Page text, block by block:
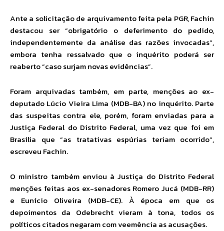
Ante a solicitação de arquivamento feita pela PGR, Fachin
destacou ser “obrigatório o deferimento do pedido,
independentemente da análise das razões invocadas”,
embora tenha ressalvado que o inquérito poderá ser
reaberto “caso surjam novas evidências”.
Foram arquivadas também, em parte, menções ao ex-
deputado Lúcio Vieira Lima (MDB-BA) no inquérito. Parte
das suspeitas contra ele, porém, foram enviadas para a
Justiça Federal do Distrito Federal, uma vez que foi em
Brasília que “as tratativas espúrias teriam ocorrido”,
escreveu Fachin.
O ministro também enviou à Justiça do Distrito Federal
menções feitas aos ex-senadores Romero Jucá (MDB-RR)
e Eunício Oliveira (MDB-CE). À época em que os
depoimentos da Odebrecht vieram à tona, todos os
políticos citados negaram com veemência as acusações.